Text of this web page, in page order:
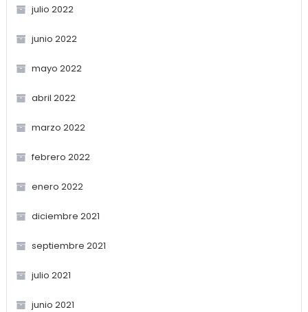
julio 2022
junio 2022
mayo 2022
abril 2022
marzo 2022
febrero 2022
enero 2022
diciembre 2021
septiembre 2021
julio 2021
junio 2021